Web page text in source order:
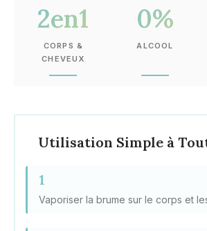
2en1
CORPS &
CHEVEUX
0%
ALCOOL
Utilisation Simple à
1
Vaporiser la brume sur le corps et